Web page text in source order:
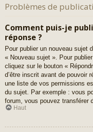
Problèmes de
Comment puis-je
réponse ?
Pour publier un nouveau sujet
« Nouveau sujet ». Pour
cliquez sur le bouton «
d’être inscrit avant de pouvoir
une liste de vos permissions
du sujet. Par exemple : vous
forum, vous pouvez transférer
Haut